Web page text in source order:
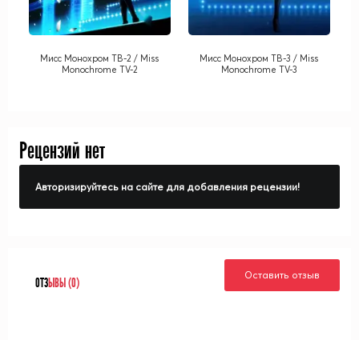
Мисс Монохром ТВ-2 / Miss
Monochrome TV-2
Мисс Монохром ТВ-3 / Miss
Monochrome TV-3
Рецензий нет
Авторизируйтесь на сайте для добавления рецензии!
ОТЗЫВЫ (0)
Оставить отзыв